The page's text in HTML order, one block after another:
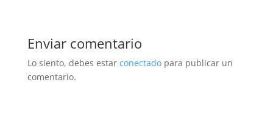
Enviar comentario
Lo siento, debes estar conectadopara publicar un
comentario.